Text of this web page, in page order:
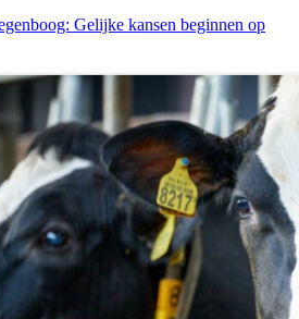
Gelijke kansen beginnen op